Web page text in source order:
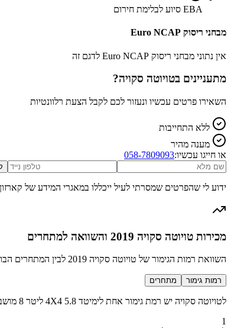
EBA סיוע לבלימת חירום
מבחני ריסוק Euro NCAP
אין נתוני מבחני ריסוק Euro NCAP לדגם זה
מתעניינים בטויוטה סקויה?
השאירו פרטים עכשיו ונעזור לכם לקבל הצעת רלוונטיות
ללא התחייבות
מענה מהיר
או חייגו עכשיו:058-7809093
ידוע לי שהפרטים שמסרתי לעיל ייכללו במאגרי המידע של
מכירות טויוטה סקויה 2019 והשוואה למתחרים
השוואת רמות הגימור של טויוטה סקויה 2019 לבין המתחרים הבולטים בקטגוריה SUV גדול
רמות גימור מתחרים
לטויוטה סקויה יש רמת גימור אחת לימיטד 4X4 5.8 ליטר 8 מושבים עם 2 מכירות בשנת 2019
1